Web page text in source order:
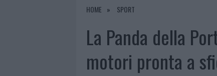
6 AGOSTO 2026
HOME SPORT
La Panda della
motori pronta a